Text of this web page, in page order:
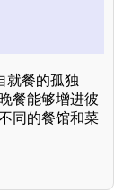
就餐的孤独
餐能够增进彼
同的餐馆和菜